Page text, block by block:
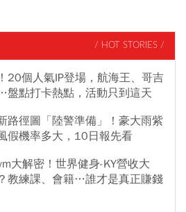
/ HOT STORIES /
20個人氣IP登場，航海王、哥吉
點打卡熱點，活動只到這天
路徑圖「陸警準備」！豪大雨紫
假機率多大，10日報先看
大解密！世界健身-KY營收大
教練課、會籍…誰才是真正賺錢